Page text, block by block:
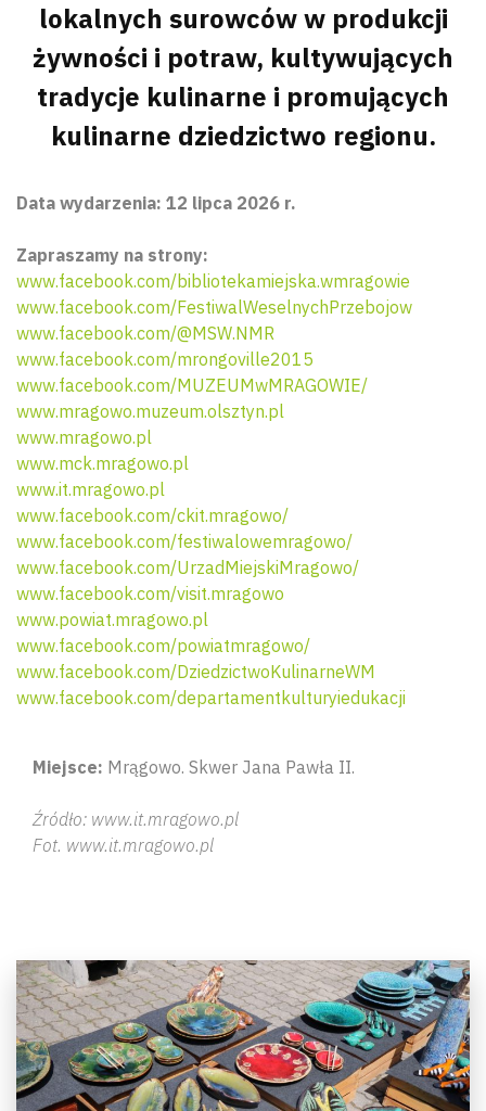
lokalnych surowców w produkcji
żywności i potraw, kultywujących
tradycje kulinarne i promujących
kulinarne dziedzictwo regionu.
Data wydarzenia: 12 lipca 2026 r.
Zapraszamy na strony:
www.facebook.com/bibliotekamiejska.wmragowie
www.facebook.com/FestiwalWeselnychPrzebojow
www.facebook.com/@MSW.NMR
www.facebook.com/mrongoville2015
www.facebook.com/MUZEUMwMRAGOWIE/
www.mragowo.muzeum.olsztyn.pl
www.mragowo.pl
www.mck.mragowo.pl
www.it.mragowo.pl
www.facebook.com/ckit.mragowo/
www.facebook.com/festiwalowemragowo/
www.facebook.com/UrzadMiejskiMragowo/
www.facebook.com/visit.mragowo
www.powiat.mragowo.pl
www.facebook.com/powiatmragowo/
www.facebook.com/DziedzictwoKulinarneWM
www.facebook.com/departamentkulturyiedukacji
Miejsce: Mrągowo. Skwer Jana Pawła II.
Źródło: www.it.mragowo.pl
Fot. www.it.mragowo.pl